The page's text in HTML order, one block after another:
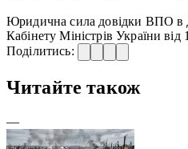
Юридична сила довідки ВПО в
Кабінету Міністрів України
Поділитись:
Читайте також
—